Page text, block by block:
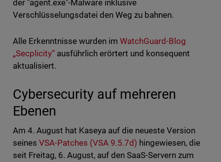
der "agent.exe"-Malware inklusive
Verschlüsselungsdatei den Weg zu bahnen.
Alle Erkenntnisse wurden im WatchGuard-Blog
„Secplicity“ausführlich erörtert und konsequent
aktualisiert.
Cybersecurity auf mehreren
Ebenen
Am 4. August hat Kaseya auf die neueste Version
seines VSA-Patches (VSA 9.5.7d) hingewiesen, die
seit Freitag, 6. August, auf den SaaS-Servern zum